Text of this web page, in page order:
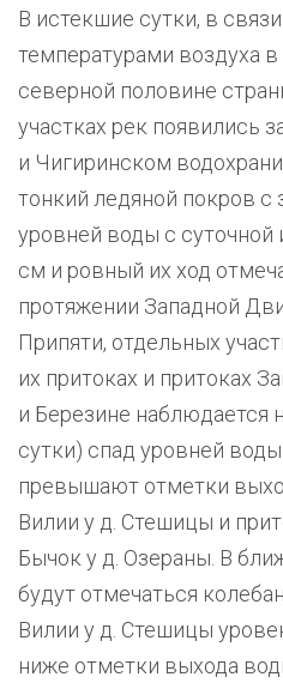
В истекшие сутки, в
температурами воздуха
северной половине
участках рек появились
и Чигиринском
тонкий ледяной покров с
уровней воды с
см и ровный их ход
протяжении Западной
Припяти, отдельных
их притоках и притоках
и Березине наблюдается
сутки) спад уровней
превышают отметки
Вилии у д. Стешицы и
Бычок у д. Озераны. В
будут отмечаться
Вилии у д. Стешицы
ниже отметки выхода